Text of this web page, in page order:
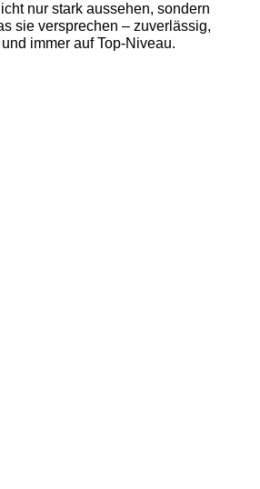
nur stark aussehen, sondern
sie versprechen – zuverlässig,
immer auf Top-Niveau.